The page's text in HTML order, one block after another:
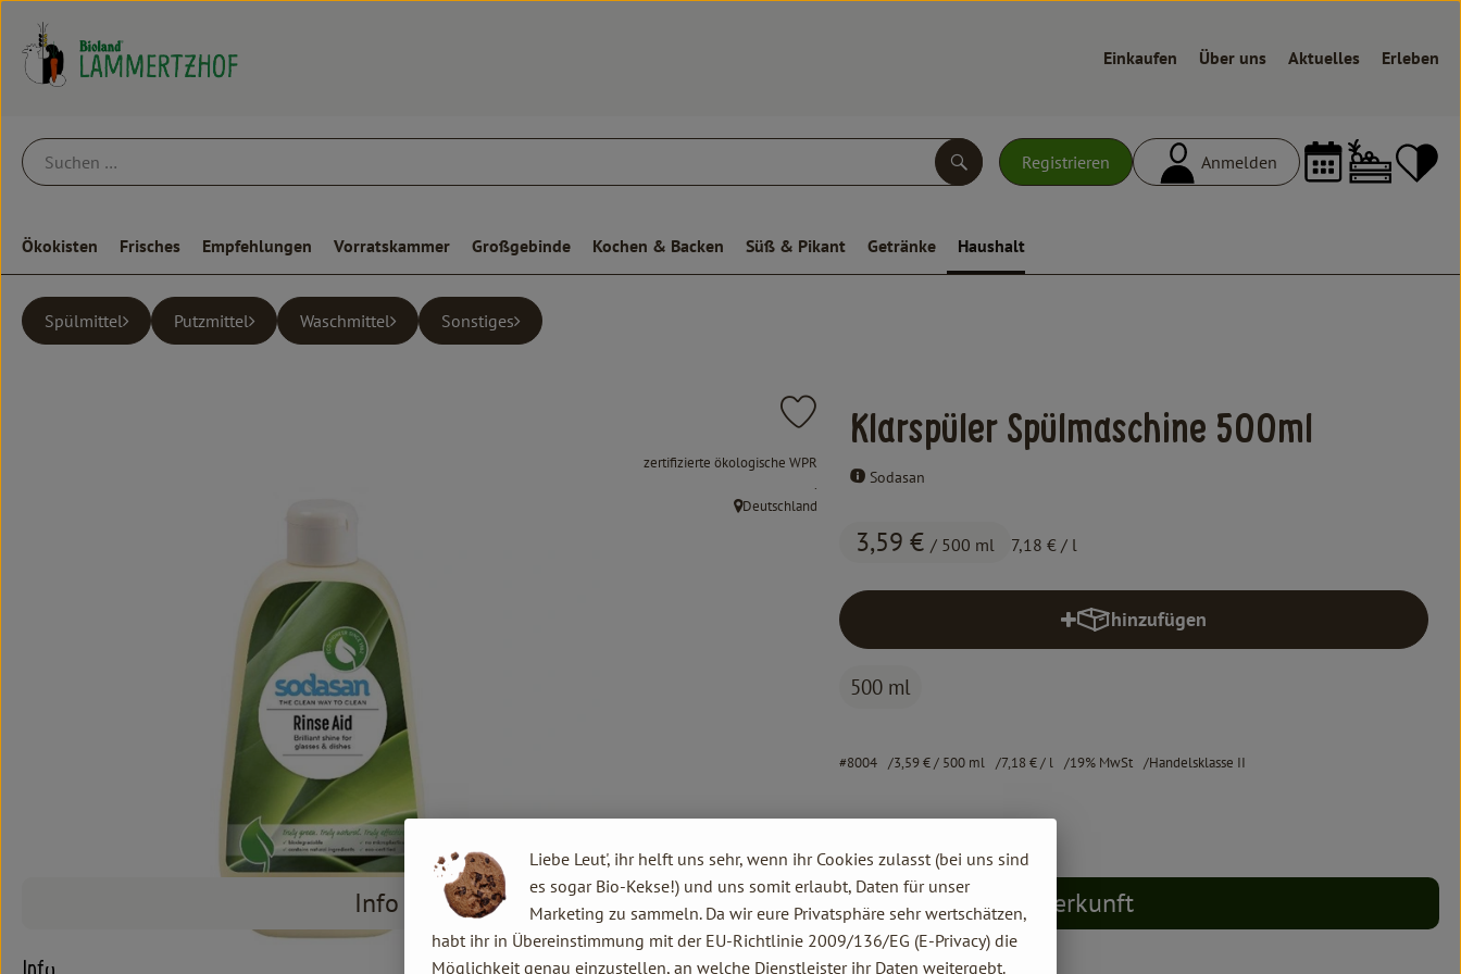
Einkaufen Über uns Aktuelles Erleben
Registrieren Anmelden
Suchen
Ökokisten Frisches Empfehlungen Vorratskammer Großgebinde Kochen & Backen Süß & Pikant Getränke Haushalt
Spülmittel Putzmittel Waschmittel Sonstiges
Klarspüler Spülmaschine 500ml
Sodasan
3,59 € / 500 ml 7,18 € / l
Produkt zu Favouriten hinzufügen
, Verband:
zertifizierte ökologische WPR
, Kontrollstelle:
.
, Herkunft:
Deutschland
hinzufügen
Produkt zum Warenkorb hinzufügen
500 ml
#8004 3,59 €/ 500 ml 7,18 €/ l 19% MwSt Handelsklasse II
Info Herkunft
Liebe Leut', ihr helft uns sehr, wenn ihr Cookies zulasst (bei uns sind
es sogar Bio-Kekse!) und uns somit erlaubt, Daten für unser
Marketing zu sammeln. Da wir eure Privatsphäre sehr wertschätzen,
habt ihr in Übereinstimmung mit der EU-Richtlinie 2009/136/EG (E-Privacy) die
Möglichkeit genau einzustellen, an welche Dienstleister ihr Daten weitergebt.